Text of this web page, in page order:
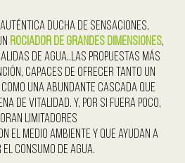
ducha de sensaciones,
rociador de grandes dimensiones,
de agua..Las propuestas más
capaces de ofrecer tanto un
una abundante cascada que
de vitalidad. Y, por si fuera poco,
limitadores
el medio ambiente y que ayudan a
consumo de agua.